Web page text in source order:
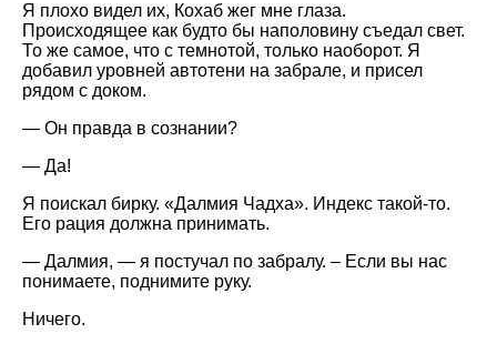
Я плохо видел их, Кохаб жег мне глаза.
Происходящее как будто бы наполовину съедал свет.
То же самое, что с темнотой, только наоборот. Я
добавил уровней автотени на забрале, и присел
рядом с доком.
— Он правда в сознании?
— Да!
Я поискал бирку. «Далмия Чадха». Индекс такой-то.
Его рация должна принимать.
— Далмия, — я постучал по забралу. – Если вы нас
понимаете, поднимите руку.
Ничего.